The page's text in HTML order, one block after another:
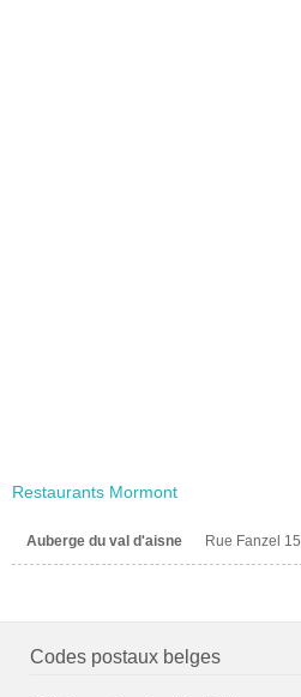
Restaurants Mormont
Auberge du val d'aisne Rue Fanzel 15
Codes postaux belges